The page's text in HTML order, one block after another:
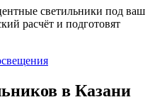
светильники под ваш
расчёт и подготовят
в Казани